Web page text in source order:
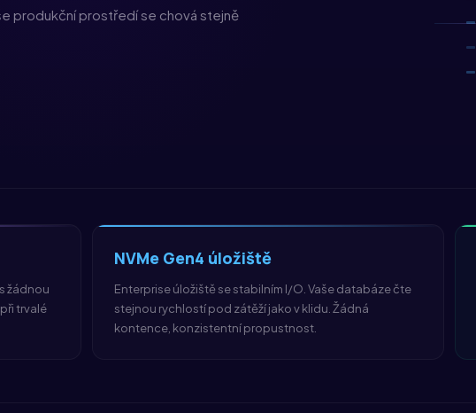
produkční prostředí se chová stejně
žádnou
trvalé
NVMe Gen4 úložiště
Enterpriseúložiště se stabilním I/O . Vaše databáze čte
stejnou rychlostí pod zátěží jako v klidu. Žádná
kontence, konzistentní propustnost.